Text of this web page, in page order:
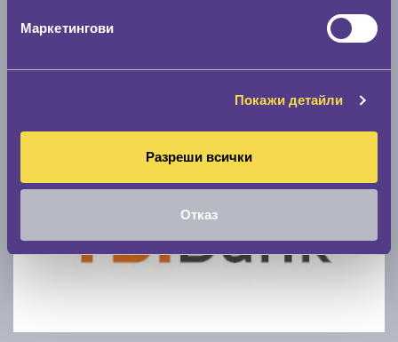
Маркетингови
Покажи детайли
Разреши всички
Отказ